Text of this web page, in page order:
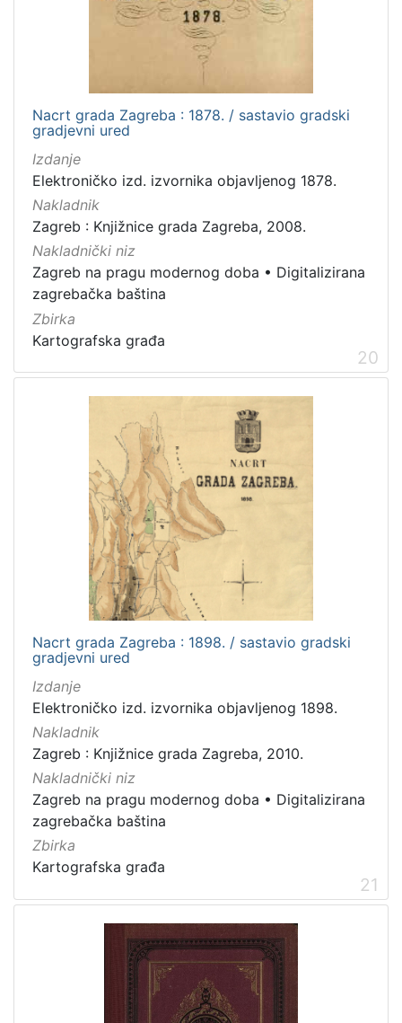
Nacrt grada Zagreba : 1878. / sastavio gradski
gradjevni ured
Izdanje
Elektroničko izd. izvornika objavljenog 1878.
Nakladnik
Zagreb : Knjižnice grada Zagreba, 2008.
Nakladnički niz
Zagreb na pragu modernog doba • Digitalizirana
zagrebačka baština
Zbirka
Kartografska građa
20
Nacrt grada Zagreba : 1898. / sastavio gradski
gradjevni ured
Izdanje
Elektroničko izd. izvornika objavljenog 1898.
Nakladnik
Zagreb : Knjižnice grada Zagreba, 2010.
Nakladnički niz
Zagreb na pragu modernog doba • Digitalizirana
zagrebačka baština
Zbirka
Kartografska građa
21